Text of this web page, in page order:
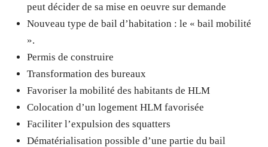
peut décider de sa mise en oeuvre sur demande
Nouveau type de bail d’habitation : le « bail mobilité
».
Permis de construire
Transformation des bureaux
Favoriser la mobilité des habitants de HLM
Colocation d’un logement HLM favorisée
Faciliter l’expulsion des squatters
Dématérialisation possible d’une partie du bail